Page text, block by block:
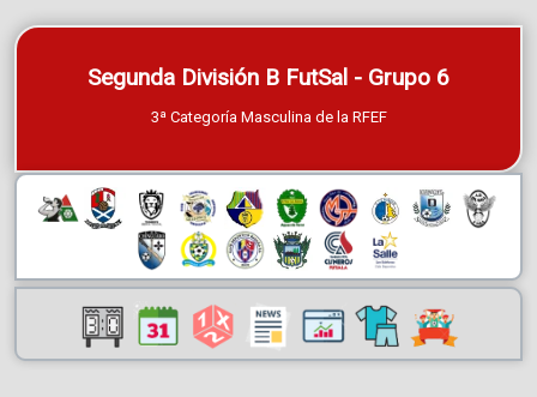
Segunda División B FutSal - Grupo 6
3ª Categoría Masculina de la RFEF